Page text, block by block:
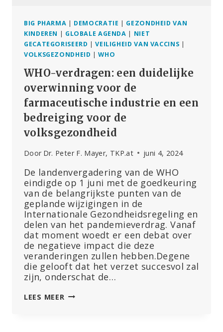
BIG PHARMA | DEMOCRATIE | GEZONDHEID VAN
KINDEREN | GLOBALE AGENDA | NIET
GECATEGORISEERD |VEILIGHEID VAN VACCINS |
VOLKSGEZONDHEID |WHO
WHO-verdragen: een duidelijke
overwinning voor de
farmaceutische industrie en een
bedreiging voor de
volksgezondheid
Door Dr. Peter F. Mayer, TKP.at juni 4, 2024
De landenvergadering van de WHO
eindigde op 1 juni met de goedkeuring
van de belangrijkste punten van de
geplande wijzigingen in de
Internationale Gezondheidsregeling en
delen van het pandemieverdrag. Vanaf
dat moment woedt er een debat over
de negatieve impact die deze
veranderingen zullen hebben.Degene
die gelooft dat het verzet succesvol zal
zijn, onderschat de…
LEES MEER WHO-